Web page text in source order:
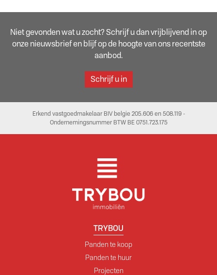
Niet gevonden wat u zocht? Schrijf u dan vrijblijvend in op
onze nieuwsbrief en blijf op de hoogte van ons recentste
aanbod.
Schrijf u in
Erkend vastgoedmakelaar BIV belgie 205.606 en 508.119 -
Ondernemingsnummer BTW BE 0751.723.175
TRYBOU
Panden te koop
Panden te huur
Projecten